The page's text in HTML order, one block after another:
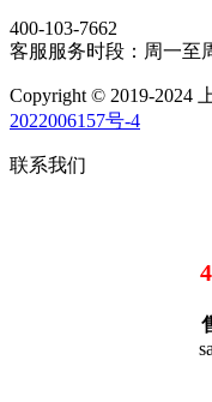
400-103-7662
客服服务时段：周一至
Copyright © 2019-2024
2022006157号-4
联系我们